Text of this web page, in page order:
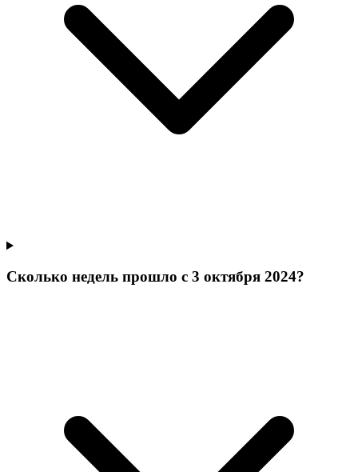
Сколько недель прошло с 3 октября 2024?